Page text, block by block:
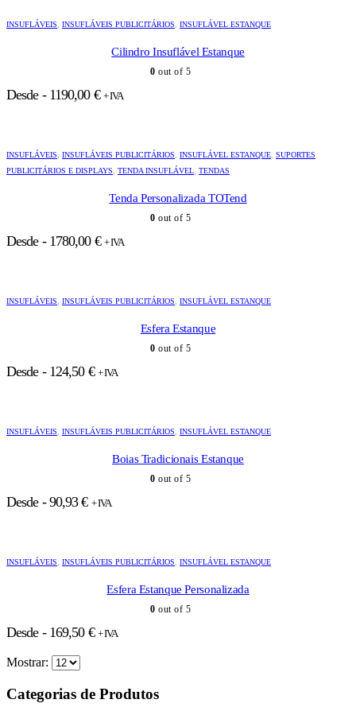
INSUFLÁVEIS INSUFLÁVEIS PUBLICITÁRIOS INSUFLÁVEL ESTANQUE
Cilindro Insuflável Estanque
0 out of 5
Desde - 1190,00 € + IVA
INSUFLÁVEIS INSUFLÁVEIS PUBLICITÁRIOS INSUFLÁVEL ESTANQUE SUPORTES
PUBLICITÁRIOS E DISPLAYS
TENDA INSUFLÁVEL TENDAS
Tenda Personalizada TOTend
0 out of 5
Desde - 1780,00 € + IVA
INSUFLÁVEIS INSUFLÁVEIS PUBLICITÁRIOS INSUFLÁVEL ESTANQUE
Esfera Estanque
0 out of 5
Desde - 124,50 € + IVA
INSUFLÁVEIS INSUFLÁVEIS PUBLICITÁRIOS INSUFLÁVEL ESTANQUE
Boias Tradicionais Estanque
0 out of 5
Desde -90,93€ + IVA
INSUFLÁVEIS INSUFLÁVEIS PUBLICITÁRIOS INSUFLÁVEL ESTANQUE
Esfera Estanque Personalizada
0 out of 5
Desde - 169,50 € + IVA
Mostrar:
Categorias de Produtos